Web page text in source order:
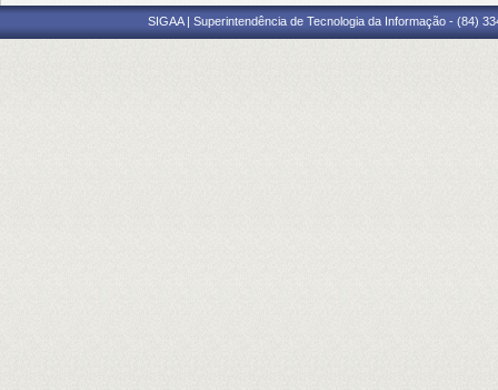
SIGAA | Superintendência de Tecnologia da Informação - (84)